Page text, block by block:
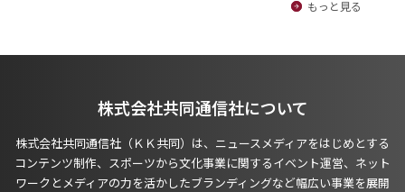
もっと見る
株式会社共同通信社について
株式会社共同通信社（ＫＫ共同）は、ニュースメディアをはじめとする
コンテンツ制作、スポーツから文化事業に関するイベント運営、ネット
ワークとメディアの力を活かしたブランディングなど幅広い事業を展開